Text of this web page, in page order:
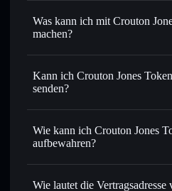
Was kann ich mit Crouton
machen?
Crouton Jones Token
Sofort tauschen– handle CJT
Tausende anderer Solana-
Zielkurs für CJT
Durchschnittskosteneffekt
per Durchschnittskosteneffekt
Privat senden– übertrage
Kann ich Crouton Jones
senden?
Wie kann ich Crouton Jones
aufbewahren?
Crouton
Wie lautet die Vertragsadresse